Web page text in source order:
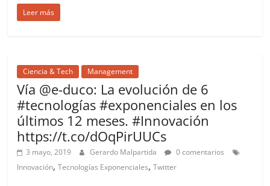
Leer más
Ciencia & Tech Management
Vía @e-duco: La evolución de 6
#tecnologías #exponenciales en los
últimos 12 meses. #Innovación
https://t.co/dOqPirUUCs
3 mayo, 2019 Gerardo Malpartida
0 comentarios
Innovación,Tecnologías Exponenciales,Twitter